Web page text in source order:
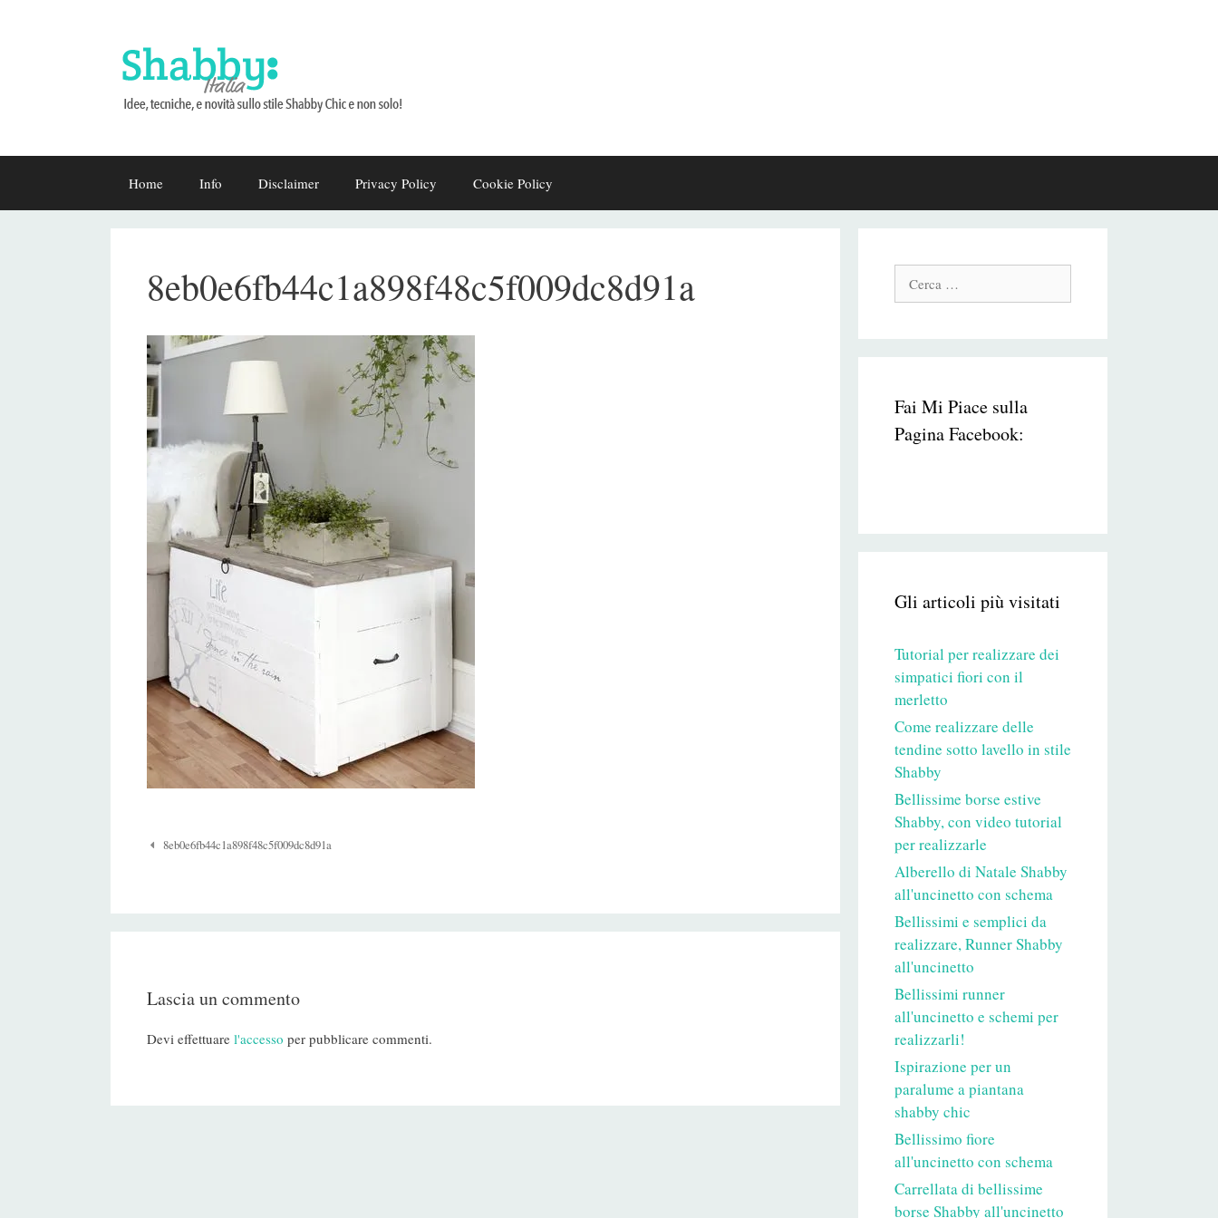
Home Info Disclaimer Privacy Policy Cookie Policy
8eb0e6fb44c1a898f48c5f009dc8d91a
Navigazione
8eb0e6fb44c1a898f48c5f009dc8d91a
Lascia un commento
Devi effettuare l'accesso per pubblicare commenti.
Cerca:
Fai Mi Piace sulla
Pagina Facebook:
Gli articoli più visitati
Tutorial per realizzare dei
simpatici fiori con il
merletto
Come realizzare delle
tendine sotto lavello in stile
Shabby
Bellissime borse estive
Shabby, con video tutorial
per realizzarle
Alberello di Natale Shabby
all'uncinetto con schema
Bellissimi e semplici da
realizzare, Runner Shabby
all'uncinetto
Bellissimi runner
all'uncinetto e schemi per
realizzarli!
Ispirazione per un
paralume a piantana
shabby chic
Bellissimo fiore
all'uncinetto con schema
Carrellata di bellissime
borse Shabby all'uncinetto